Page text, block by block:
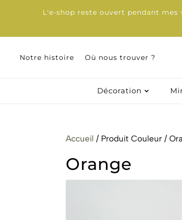
L'e-shop reste ouvert pendant
Notre histoire Où nous trouver ?
Décoration
Notre histoire Où nous trouver ?
Décoration
Accueil / Produit Couleur /
Orange